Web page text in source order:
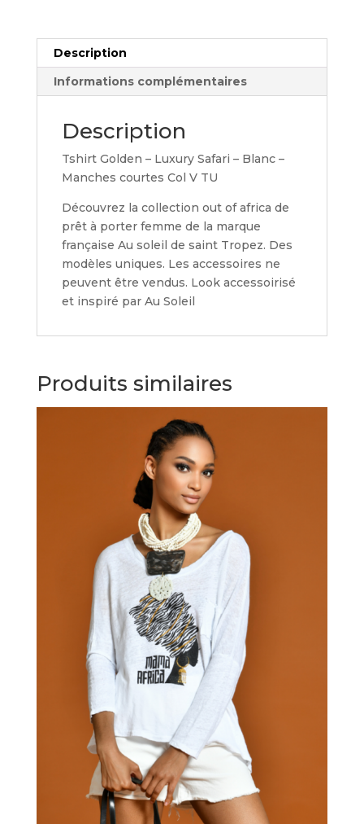
Description
Informations complémentaires
Description
Tshirt Golden – Luxury Safari – Blanc –
Manches courtes Col V TU
Découvrez la collection out of africa de
prêt à porter femme de la marque
française Au soleil de saint Tropez. Des
modèles uniques. Les accessoires ne
peuvent être vendus. Look accessoirisé
et inspiré par Au Soleil
Produits similaires